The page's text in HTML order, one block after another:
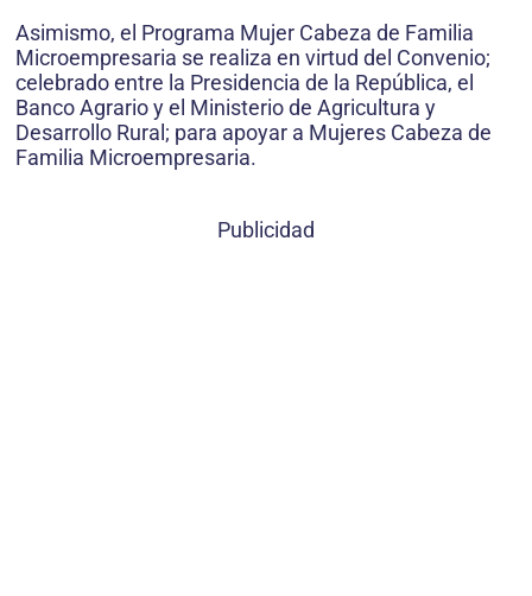
Asimismo, el Programa Mujer Cabeza de Familia
Microempresaria se realiza en virtud del Convenio;
celebrado entre la Presidencia de la República, el
Banco Agrario y el Ministerio de Agricultura y
Desarrollo Rural; para apoyar a Mujeres Cabeza de
Familia Microempresaria.
Publicidad